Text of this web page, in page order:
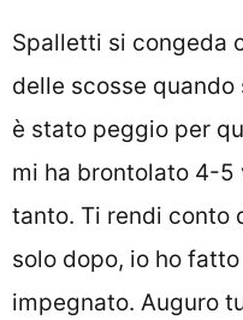
Spalletti si congeda
delle scosse
è stato peggio per
mi ha brontolato 4-
tanto. Ti rendi conto
solo dopo, io ho
impegnato. Auguro